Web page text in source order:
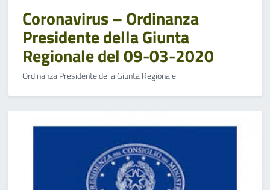
Coronavirus – Ordinanza
Presidente della Giunta
Regionale del 09-03-2020
Ordinanza Presidente della Giunta Regionale